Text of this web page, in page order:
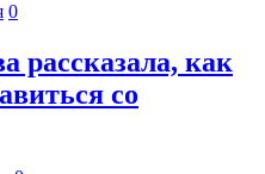
0
рассказала, как
со